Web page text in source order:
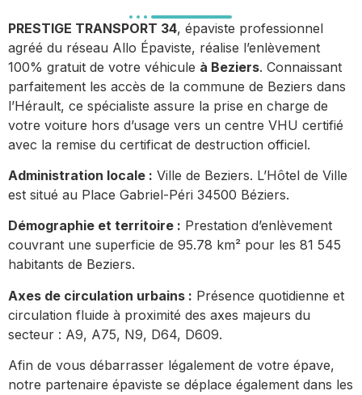
PRESTIGE TRANSPORT 34, épaviste professionnel
agréé du réseau Allo Épaviste, réalise l’enlèvement
100% gratuit de votre véhicule à Beziers. Connaissant
parfaitement les accès de la commune de Beziers dans
l’Hérault, ce spécialiste assure la prise en charge de
votre voiture hors d’usage vers un centre VHU certifié
avec la remise du certificat de destruction officiel.
Administration locale : Ville de Beziers. L’Hôtel de Ville
est situé au Place Gabriel-Péri 34500 Béziers.
Démographie et territoire : Prestation d’enlèvement
couvrant une superficie de 95.78 km² pour les 81 545
habitants de Beziers.
Axes de circulation urbains : Présence quotidienne et
circulation fluide à proximité des axes majeurs du
secteur : A9, A75, N9, D64, D609.
Afin de vous débarrasser légalement de votre épave,
notre partenaire épaviste se déplace également dans les